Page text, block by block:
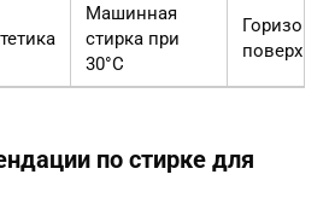
Машинная
стирка при
30°C
по стирке для